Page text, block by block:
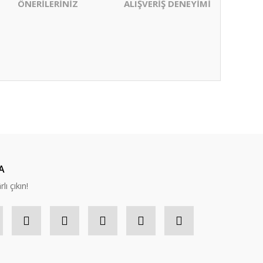
ÖNERİLERİNİZ ALIŞVERİŞ DENEYİMİ
çıkın!